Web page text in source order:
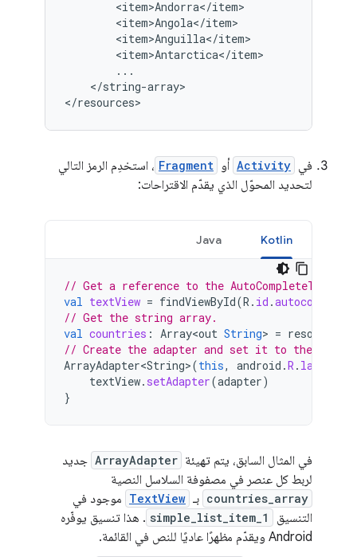
</string-array>
</resources>
في Activity أو Fragment ، استخدِم الرمز التالي
لتحديد المحوّل الذي يقدّم الاقتراحات:
Kotlin
Java
// Get a reference to the
val textView = findViewById(R . id .
// Get the string array.
val countries : Array<out String> = resources
// Create the adapter and set it to the
ArrayAdapter<String>(this, android .R . layout
textView. setAdapter(adapter)
}
في المثال السابق، يتم تهيئة ArrayAdapter جديد
لربط كل عنصر في مصفوفة السلاسل النصية
countries_array بـ TextView موجود في
التنسيق
simple_list_item_1 . هذا تنسيق يوفّره
Android ويقدّم مظهرًا عاديًا للنص في القائمة.